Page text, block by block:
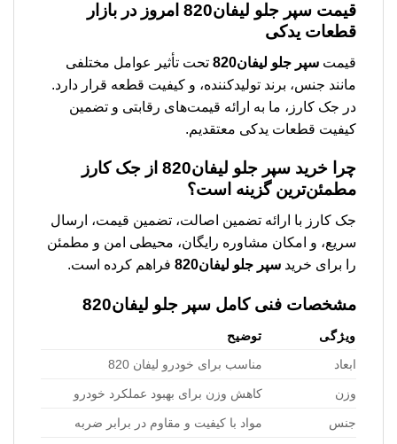
قیمت سپر جلو لیفان820
امروز در بازار
قطعات یدکی
قیمت سپر جلو لیفان820
تحت تأثیر عوامل مختلفی
مانند جنس، برند تولیدکننده، و کیفیت قطعه قرار دارد.
در جک کارز، ما به ارائه قیمت‌های رقابتی و تضمین
کیفیت قطعات یدکی معتقدیم.
چرا خرید سپر جلو لیفان820
از جک کارز
مطمئن‌ترین گزینه است؟
جک کارز با ارائه تضمین اصالت، تضمین قیمت، ارسال
سریع، و امکان مشاوره رایگان، محیطی امن و مطمئن
را برای خرید سپر جلو لیفان820 فراهم کرده است.
مشخصات فنی کامل سپر جلو لیفان820
ویژگی
توضیح
ابعاد
مناسب برای خودرو لیفان 820
وزن کاهش وزن برای بهبود عملکرد خودرو
جنس مواد با کیفیت و مقاوم در برابر ضربه